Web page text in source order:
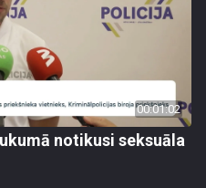
00:01:02
notikusi seksuāla